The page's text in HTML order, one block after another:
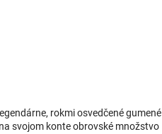
rokmi osvedčené gumené
svojom konte obrovské množstvo